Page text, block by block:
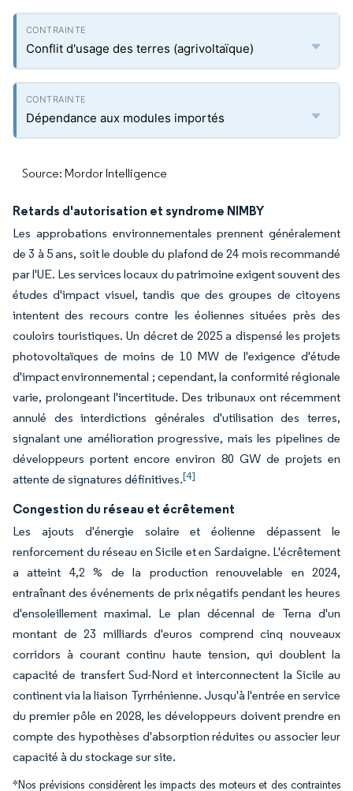
Conflit d'usage des terres (agrivoltaïque)
Dépendance aux modules importés
Source: Mordor Intelligence
Retards d'autorisation et syndrome NIMBY
Les approbations environnementales prennent généralement
de 3 à 5 ans, soit le double du plafond de 24 mois recommandé
par l'UE. Les services locaux du patrimoine exigent souvent des
études d'impact visuel, tandis que des groupes de citoyens
intentent des recours contre les éoliennes situées près des
couloirs touristiques. Un décret de 2025 a dispensé les projets
photovoltaïques de moins de 10 MW de l'exigence d'étude
d'impact environnemental ; cependant, la conformité régionale
varie, prolongeant l'incertitude. Des tribunaux ont récemment
annulé des interdictions générales d'utilisation des terres,
signalant une amélioration progressive, mais les pipelines de
développeurs portent encore environ 80 GW de projets en
attente de signatures définitives.[4]
Congestion du réseau et écrêtement
Les ajouts d'énergie solaire et éolienne dépassent le
renforcement du réseau en Sicile et en Sardaigne. L'écrêtement
a atteint 4,2 % de la production renouvelable en 2024,
entraînant des événements de prix négatifs pendant les heures
d'ensoleillement maximal. Le plan décennal de Terna d'un
montant de 23 milliards d'euros comprend cinq nouveaux
corridors à courant continu haute tension, qui doublent la
capacité de transfert Sud-Nord et interconnectent la Sicile au
continent via la liaison Tyrrhénienne. Jusqu'à l'entrée en service
du premier pôle en 2028, les développeurs doivent prendre en
compte des hypothèses d'absorption réduites ou associer leur
capacité à du stockage sur site.
*Nos prévisions considèrent les impacts des moteurs et des contraintes